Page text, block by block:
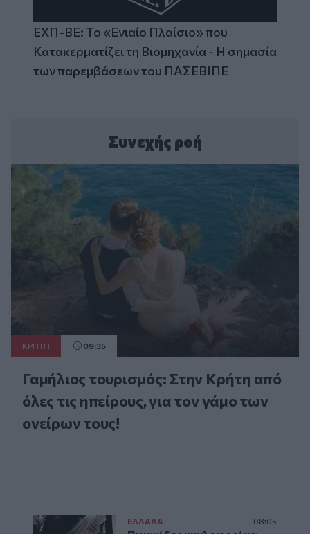
ΕΧΠ-ΒΕ: Το «Ενιαίο Πλαίσιο» που
Κατακερματίζει τη Βιομηχανία - Η σημασία
των παρεμβάσεων του ΠΑΣΕΒΙΠΕ
Συνεχής ροή
ΚΡΗΤΗ 09:35
Γαμήλιος τουρισμός: Στην Κρήτη από
όλες τις ηπείρους, για τον γάμο των
ονείρων τους!
ΕΛΛAΔΑ 08:05